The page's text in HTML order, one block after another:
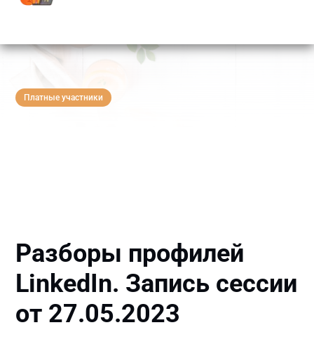
Платные участники
Разборы профилей
LinkedIn. Запись сессии
от 27.05.2023